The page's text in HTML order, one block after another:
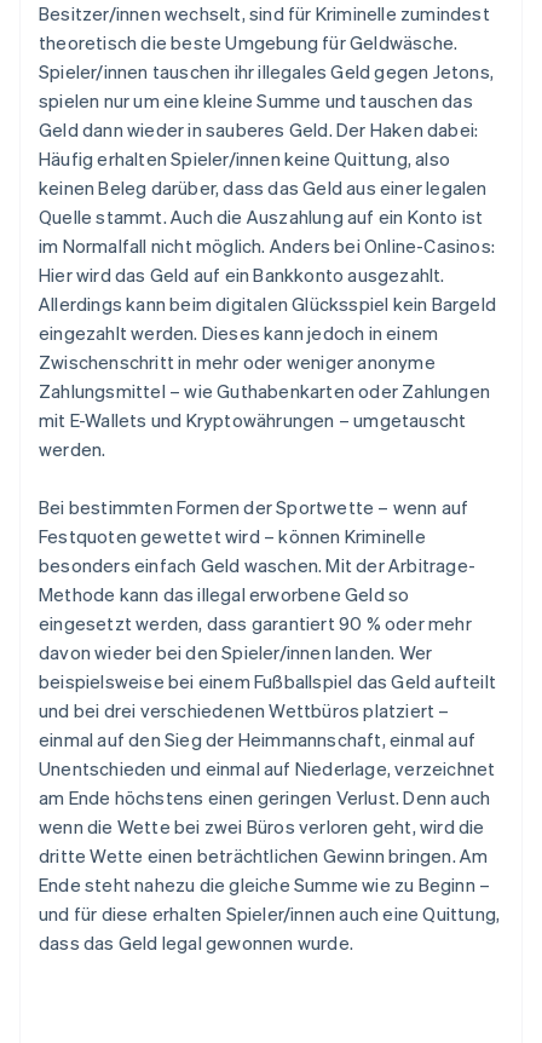
Besitzer/innen wechselt, sind für Kriminelle zumindest
theoretisch die beste Umgebung für Geldwäsche.
Spieler/innen tauschen ihr illegales Geld gegen Jetons,
spielen nur um eine kleine Summe und tauschen das
Geld dann wieder in sauberes Geld. Der Haken dabei:
Häufig erhalten Spieler/innen keine Quittung, also
keinen Beleg darüber, dass das Geld aus einer legalen
Quelle stammt. Auch die Auszahlung auf ein Konto ist
im Normalfall nicht möglich. Anders bei Online-Casinos:
Hier wird das Geld auf ein Bankkonto ausgezahlt.
Allerdings kann beim digitalen Glücksspiel kein Bargeld
eingezahlt werden. Dieses kann jedoch in einem
Zwischenschritt in mehr oder weniger anonyme
Zahlungsmittel – wie Guthabenkarten oder Zahlungen
mit E-Wallets und Kryptowährungen – umgetauscht
werden.
Bei bestimmten Formen der Sportwette – wenn auf
Festquoten gewettet wird – können Kriminelle
besonders einfach Geld waschen. Mit der Arbitrage-
Methode kann das illegal erworbene Geld so
eingesetzt werden, dass garantiert 90 % oder mehr
davon wieder bei den Spieler/innen landen. Wer
beispielsweise bei einem Fußballspiel das Geld aufteilt
und bei drei verschiedenen Wettbüros platziert –
einmal auf den Sieg der Heimmannschaft, einmal auf
Unentschieden und einmal auf Niederlage, verzeichnet
am Ende höchstens einen geringen Verlust. Denn auch
wenn die Wette bei zwei Büros verloren geht, wird die
dritte Wette einen beträchtlichen Gewinn bringen. Am
Ende steht nahezu die gleiche Summe wie zu Beginn –
und für diese erhalten Spieler/innen auch eine Quittung,
dass das Geld legal gewonnen wurde.